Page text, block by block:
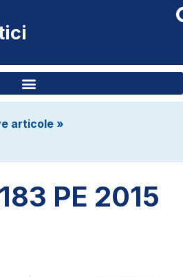
articole »
PE 2015